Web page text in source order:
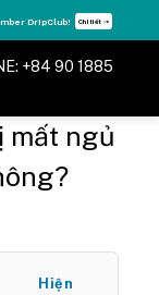
DripClub! Chi tiết ➝
+84 90 1885
mất ngủ
Hiện